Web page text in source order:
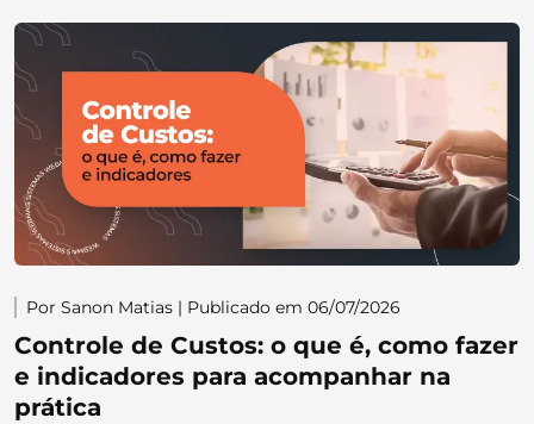
Por Sanon Matias | Publicado em 06/07/2026
Controle de Custos: o que é, como fazer
e indicadores para acompanhar na
prática